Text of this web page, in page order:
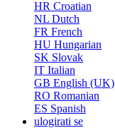
HR Croatian
NL Dutch
FR French
HU Hungarian
SK Slovak
IT Italian
GB English (UK)
RO Romanian
ES Spanish
ulogirati se